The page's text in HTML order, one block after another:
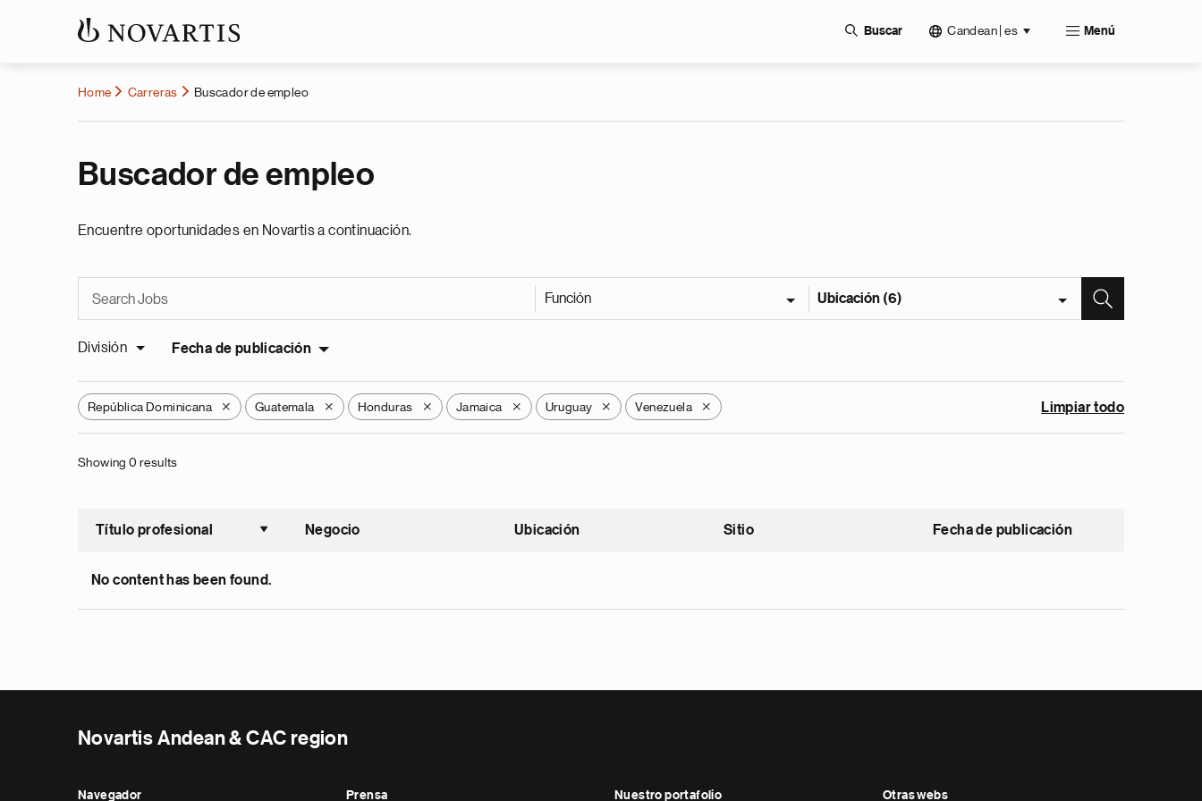
Buscar Candean | es Menú
Home Carreras Buscador de empleo
Buscador de empleo
Encuentre oportunidades en Novartis a continuación.
Función Ubicación (6)
División Fecha de publicación
República Dominicana X Guatemala X Honduras X Jamaica X Uruguay X Venezuela X Limpiar todo
Showing 0 results
Título profesional
Ordenar ascendente
Negocio Ubicación Sitio Fecha de publicación
No content has been found.
Novartis Andean & CAC region
Navegador Prensa Nuestro portafolio Otras webs